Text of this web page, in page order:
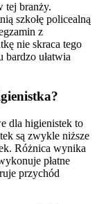
tej branży.
szkołę policealną
z
nie skraca tego
bardzo ułatwia
dla higienistek to
są zwykle niższe
Różnica wynika
płatne
przychód